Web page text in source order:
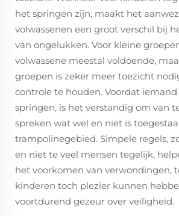
het springen zijn, maakt het
volwassenen een groot verschil bij
van ongelukken. Voor kleine
volwassene meestal voldoende,
groepen is zeker meer toezicht
controle te houden. Voordat
springen, is het verstandig om van
spreken wat wel en niet is
trampolinegebied. Simpele regels,
en niet te veel mensen tegelijk,
het voorkomen van verwondingen,
kinderen toch plezier kunnen
voortdurend gezeur over veiligheid.